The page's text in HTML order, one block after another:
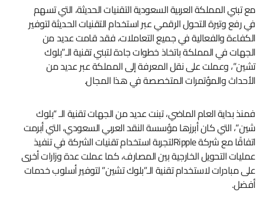
مع تبني المملكة العربية السعودية التقنيات الحديثة، التي تسهم
في رفع وتيرة التحول الرقمي عبر استخدام التقنيات الحديثة لتوفير
الكفاءة والفعالية في جميع التعاملات، فقد قامت عديد من
الجهات في المملكة باتخاذ خطوات جادة لتبني تقنية الـ”بلوك
تشين”، وعملت على نقل المعرفة إلى المملكة عبر عديد من
الأحداث والمؤتمرات المتخصصة في هذا المجال.
فمنذ بداية العام الماضي، تبنت عديد من الجهات تقنية الـ “بلوك
شين”، التي كان أبرزها مؤسسة النقد العربي السعودي، التي أبرمت
اتفاقًا مع شركة Rippleلتجربة استخدام تقنيات الشركة في تنفيذ
عمليات التحويل الخارجية بين المصارف، كما عملت عدة وزارات أخرى
على مبادرات لاستخدام تقنية الـ”بلوك تشين” لتوفير أسلوب خدمات
أفضل.